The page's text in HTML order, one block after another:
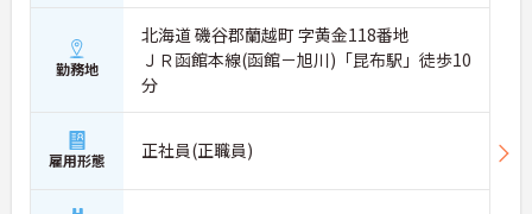
勤務地
北海道 磯谷郡蘭越町 字黄金118番地
ＪＲ函館本線(函館－旭川)「昆布駅」徒歩10
分
雇用形態 正社員(正職員)